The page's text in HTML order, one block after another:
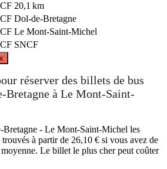
20,1 km
Dol-de-Bretagne
Le Mont-Saint-Michel
SNCF
Le Mont-Saint-Michel
réserver des billets de bus
Bretagne à Le Mont-Saint-
Bretagne - Le Mont-Saint-Michel les
à partir de 26,10 € si vous avez de
Le billet le plus cher peut coûter